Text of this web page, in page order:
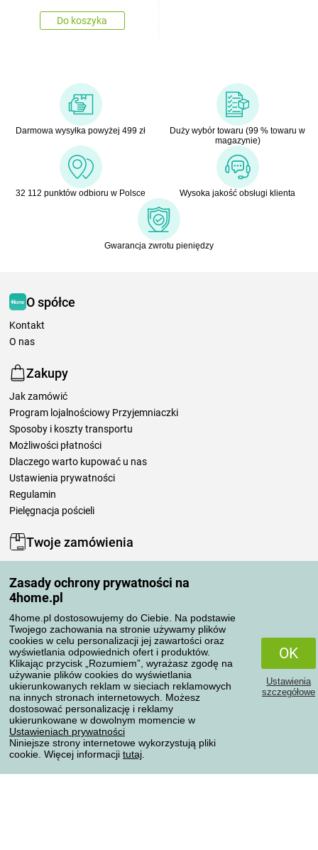
Zasady ochrony prywatności na
4home.pl
4home.pl dostosowujemy do Ciebie. Na podstawie
Twojego zachowania na stronie używamy plików
cookies w celu personalizacji jej zawartości oraz
wyświetlania odpowiednich ofert i produktów.
Klikając przycisk „Rozumiem”, wyrażasz zgodę na
używanie plików cookies do wyświetlania
ukierunkowanych reklam w sieciach reklamowych
na innych stronach internetowych. Możesz
dostosować personalizację i reklamy
ukierunkowane w dowolnym momencie w
Ustawieniach prywatności
Niniejsze strony internetowe wykorzystują pliki
cookie. Więcej informacji tutaj
OK
Ustawienia
szczegółowe
Do koszyka
Darmowa wysyłka powyżej 499 zł
Duży wybór towaru (99 % towaru w
magazynie)
32 112 punktów odbioru w Polsce Wysoka jakość obsługi klienta
Gwarancja zwrotu pieniędzy
O spółce
Kontakt
O nas
Zakupy
Jak zamówić
Program lojalnościowy Przyjemniaczki
Sposoby i koszty transportu
Możliwości płatności
Dlaczego warto kupować u nas
Ustawienia prywatności
Regulamin
Pielęgnacja pościeli
Twoje zamówienia
Moje zamówienia
Reklamacje
Odstąpienie od umowy
Zasady przetwarzania recenzji
Sposoby transportu
Metody płatności